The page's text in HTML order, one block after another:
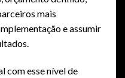
mais
e assumir
com esse nível de